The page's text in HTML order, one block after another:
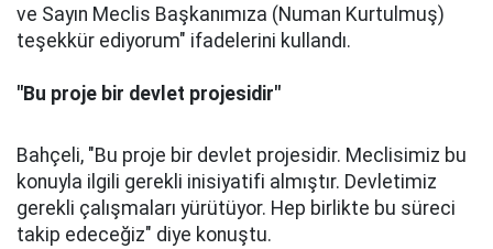
ve Sayın Meclis Başkanımıza (Numan Kurtulmuş)
teşekkür ediyorum" ifadelerini kullandı.
"Bu proje bir devlet projesidir"
Bahçeli, "Bu proje bir devlet projesidir. Meclisimiz bu
konuyla ilgili gerekli inisiyatifi almıştır. Devletimiz
gerekli çalışmaları yürütüyor. Hep birlikte bu süreci
takip edeceğiz" diye konuştu.